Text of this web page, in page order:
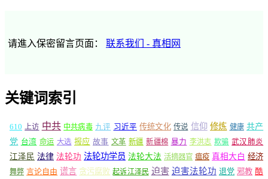
请進入保密留言页面： 联系我们 - 真相网
关键词索引
610 上访 中共 中共病毒 九评 习近平 传统文化 传说 信仰 修炼 健康 共产
党 台湾 命运 大选 报应 故事 文革 新疆 新疆棉 暴力 李洪志 欺骗 武汉肺炎
江泽民 法律 法轮功 法轮功学员 法轮大法 活摘器官 瘟疫 真相大白 经济
舞弊 言论自由 谎言 贪污腐败 起诉江泽民 迫害 迫害法轮功 退党 邪教 酷